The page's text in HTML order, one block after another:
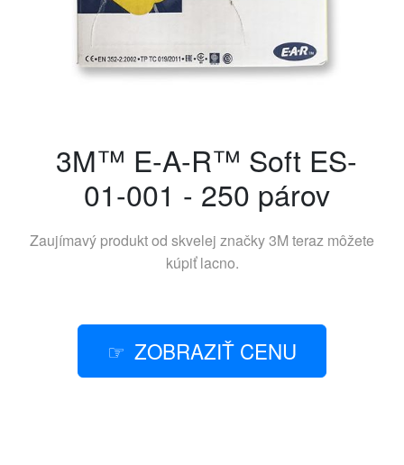
3M™ E-A-R™ Soft ES-
01-001 - 250 párov
Zaujímavý produkt od skvelej značky3M teraz môžete
kúpiť lacno.
ZOBRAZIŤ CENU